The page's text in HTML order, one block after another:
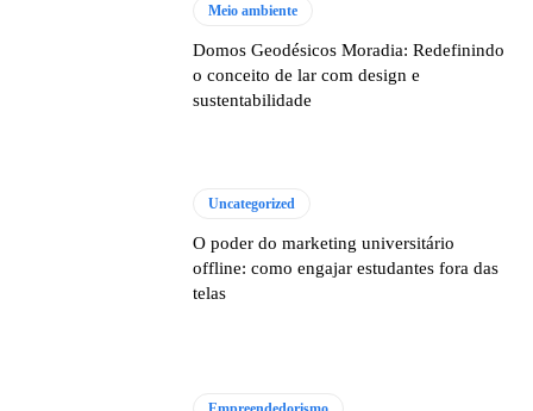
Meio ambiente
Domos Geodésicos Moradia: Redefinindo
o conceito de lar com design e
sustentabilidade
Uncategorized
O poder do marketing universitário
offline: como engajar estudantes fora das
telas